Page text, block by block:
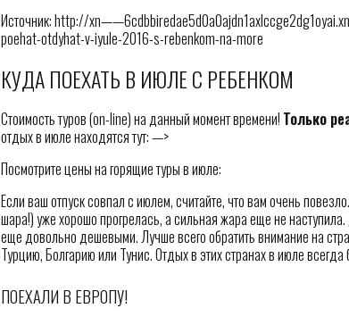
Источник: http://
poehat-otdyhat-v-iyule-2016-s-rebenkom-na-more
КУДА ПОЕХАТЬ В ИЮЛЕ С РЕБЕНКОМ
Стоимость туров (on-line) на данный момент времени! Только
отдых в июле находятся тут: —>
Посмотрите цены на горящие туры в июле:
Если ваш отпуск совпал с июлем, считайте, что вам очень
шара!) уже хорошо прогрелась, а сильная жара еще не
еще довольно дешевыми. Лучше всего обратить внимание на
Турцию, Болгарию или Тунис. Отдых в этих странах в июле
ПОЕХАЛИ В ЕВРОПУ!